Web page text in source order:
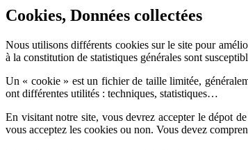
Cookies, Données collectées
Nous utilisons différents cookies sur le site pour
à la constitution de statistiques générales sont
Un « cookie » est un fichier de taille limitée,
ont différentes utilités : techniques, statistiques…
En visitant notre site, vous devrez accepter le dépot
vous acceptez les cookies ou non. Vous devez